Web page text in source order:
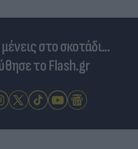
στο σκοτάδι...
το Flash.gr